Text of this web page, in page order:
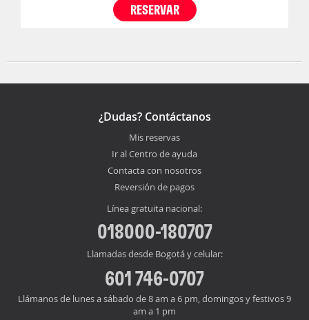
RESERVAR
¿Dudas? Contáctanos
Mis reservas
Ir al Centro de ayuda
Contacta con nosotros
Reversión de pagos
Línea gratuita nacional:
018000-180707
Llamadas desde Bogotá y celular:
601 746-0707
Llámanos de lunes a sábado de 8 am a 6 pm, domingos y festivos 9
am a 1 pm